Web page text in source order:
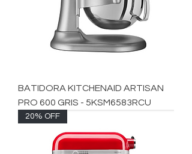
BATIDORA KITCHENAID ARTISAN
PRO 600 GRIS - 5KSM6583RCU
20% OFF